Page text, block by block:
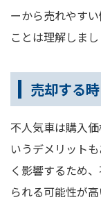
ーから売れやす
ことは理解しまし
売却する
不人気車は購入
いうデメリット
く影響するため
られる可能性が